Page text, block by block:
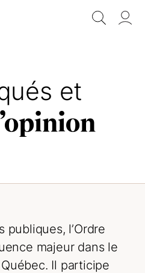
et
publiques, l’Ordre
majeur dans le
Il participe